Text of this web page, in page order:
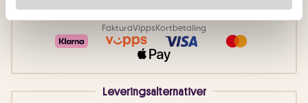
Betalingsmetoder
FakturaVippsKortbetaling
Leveringsalternativer